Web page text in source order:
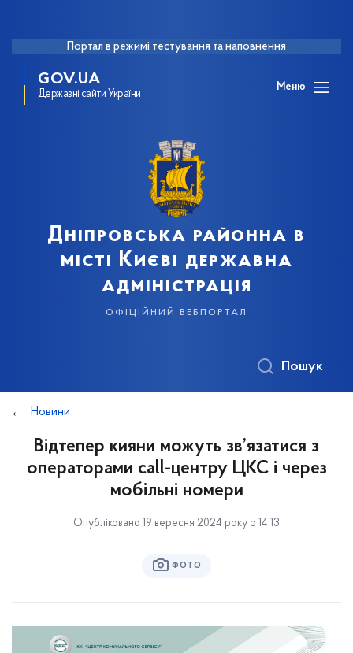
Портал в режимі тестування та наповнення
GOV.UA
Державні сайти України
Меню
Дніпровська районна в
місті Києві державна
адміністрація
офіційний вебпортал
Пошук
Новини
Відтепер кияни можуть зв’язатися з
операторами сall-центру ЦКС і через
мобільні номери
Опубліковано 19 вересня 2024 року о 14:13
ФОТО